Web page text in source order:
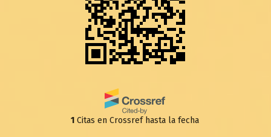
1 Citas en Crossref hasta la fecha